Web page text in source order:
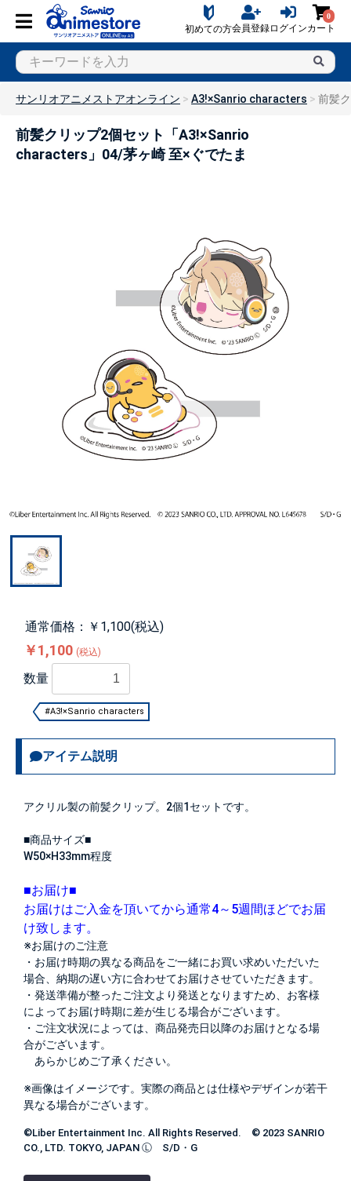
初めての方会員登録ログイン
0
カート
サンリオアニメストアオンライン A3!×Sanrio characters 前髪
前髪クリップ2個セット「A3!×Sanrio
characters」04/茅ヶ崎 至×ぐでたま
通常価格：￥1,100(税込)
￥1,100 (税込)
数量
#A3!×Sanrio characters
アイテム説明
アクリル製の前髪クリップ。2個1セットです。
■商品サイズ■
W50×H33mm程度
■お届け■
お届けはご入金を頂いてから通常4～5週間ほどでお届
け致します。
※お届けのご注意
・お届け時期の異なる商品をご一緒にお買い求めいただいた
場合、納期の遅い方に合わせてお届けさせていただきます。
・発送準備が整ったご注文より発送となりますため、お客様
によってお届け時期に差が生じる場合がございます。
・ご注文状況によっては、商品発売日以降のお届けとなる場
合がございます。
あらかじめご了承ください。
※画像はイメージです。実際の商品とは仕様やデザインが若干
異なる場合がございます。
©Liber Entertainment Inc. All Rights Reserved. © 2023 SANRIO
CO., LTD. TOKYO, JAPAN Ⓛ S/D・G